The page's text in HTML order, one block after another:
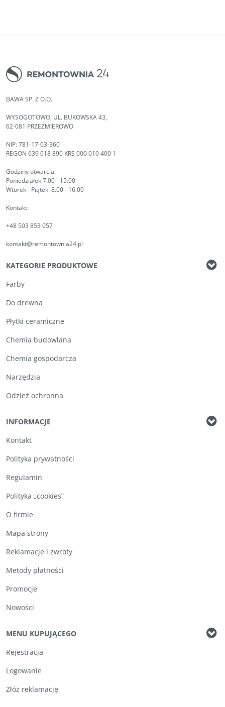
BAWA SP. Z O.O.
WYSOGOTOWO, UL. BUKOWSKA 43,
62-081 PRZEŹMIEROWO
NIP: 781-17-03-360
REGON 639 018 890 KRS 000 010 400 1
Godziny otwarcia:
Poniedziałek 7.00 - 15.00
Wtorek - Piątek 8.00 - 16.00
Kontakt:
+48 503 853 057
kontakt@remontownia24.pl
KATEGORIE PRODUKTOWE
Farby
Do drewna
Płytki ceramiczne
Chemia budowlana
Chemia gospodarcza
Narzędzia
Odzież ochronna
INFORMACJE
Kontakt
Polityka prywatności
Regulamin
Polityka „cookies”
O firmie
Mapa strony
Reklamacje i zwroty
Metody płatności
Promocje
Nowości
MENU KUPUJĄCEGO
Rejestracja
Logowanie
Złóż reklamację